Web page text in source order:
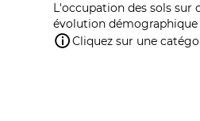
L'occupation des sols sur
évolution
Cliquez sur une